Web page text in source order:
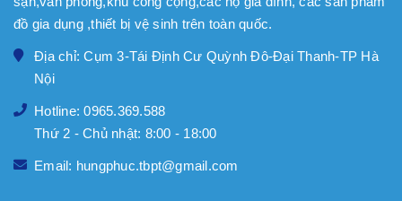
đồ gia dụng ,thiết bị vệ sinh trên toàn quốc.
Địa chỉ: Cụm 3-Tái Định Cư Quỳnh Đô-Đại Thanh-TP Hà
Nội
Hotline: 0965.369.588
Thứ 2 - Chủ nhật: 8:00 - 18:00
Email: hungphuc.tbpt@gmail.com